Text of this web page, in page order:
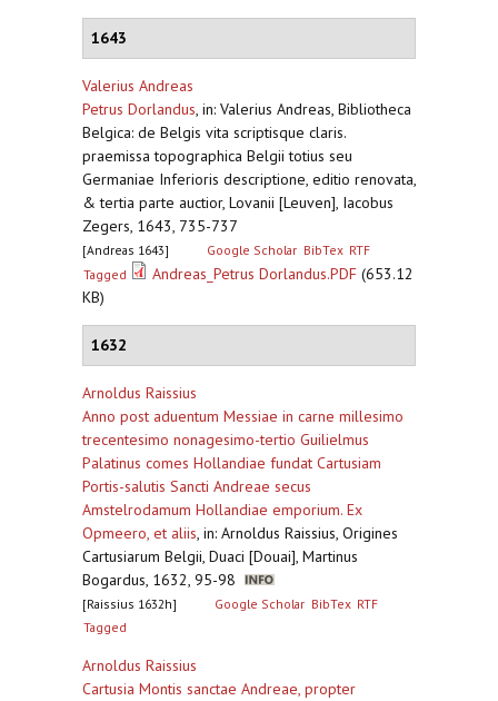
1643
Valerius Andreas
Petrus Dorlandus, in: Valerius Andreas, Bibliotheca
Belgica: de Belgis vita scriptisque claris.
praemissa topographica Belgii totius seu
Germaniae Inferioris descriptione, editio renovata,
& tertia parte auctior, Lovanii [Leuven], Iacobus
Zegers, 1643, 735-737
[Andreas 1643] Google Scholar BibTex RTF
Tagged
Andreas_Petrus Dorlandus.PDF (653.12
KB)
1632
Arnoldus Raissius
Anno post aduentum Messiae in carne millesimo
trecentesimo nonagesimo-tertio Guilielmus
Palatinus comes Hollandiae fundat Cartusiam
Portis-salutis Sancti Andreae secus
Amstelrodamum Hollandiae emporium. Ex
Opmeero, et aliis, in: Arnoldus Raissius, Origines
Cartusiarum Belgii, Duaci [Douai], Martinus
Bogardus, 1632, 95-98
[Raissius 1632h] Google Scholar BibTex RTF
Tagged
Arnoldus Raissius
Cartusia Montis sanctae Andreae, propter